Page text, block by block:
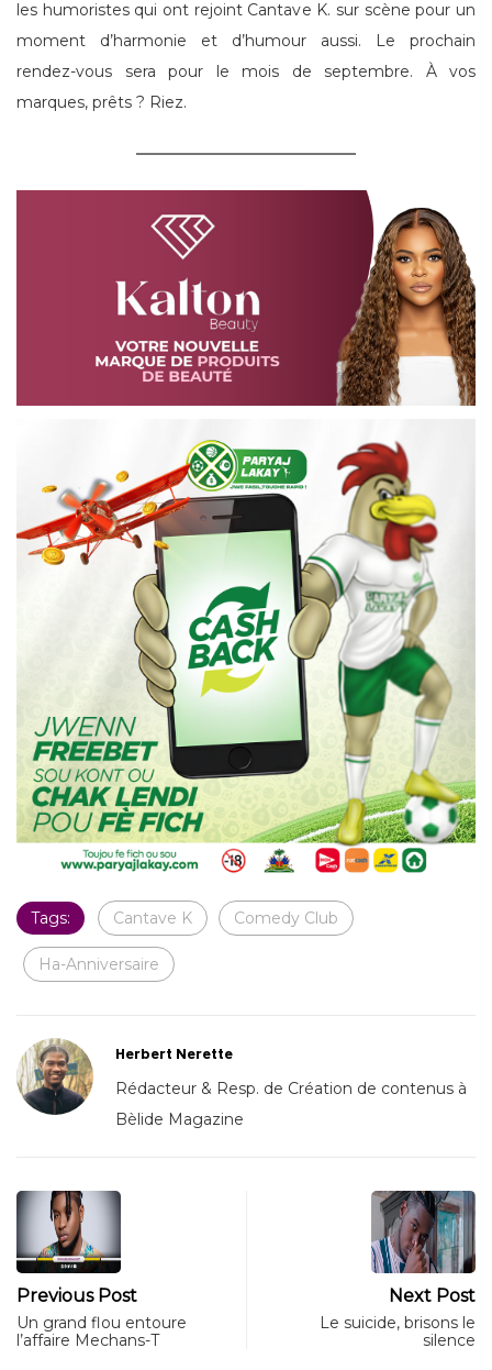
les humoristes qui ont rejoint Cantave K. sur scène pour un
moment d’harmonie et d’humour aussi. Le prochain
rendez-vous sera pour le mois de septembre. À vos
marques, prêts ? Riez.
Tags: Cantave K Comedy Club
Ha-Anniversaire
Herbert Nerette
Rédacteur & Resp. de Création de contenus à
Bèlide Magazine
Previous Post
Un grand flou entoure
l’affaire Mechans-T
Next Post
Le suicide, brisons le
silence